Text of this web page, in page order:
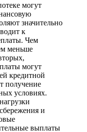
могут
значительно
к
Чем
меньше
могут
кредитной
получение
условиях.
и
выплаты